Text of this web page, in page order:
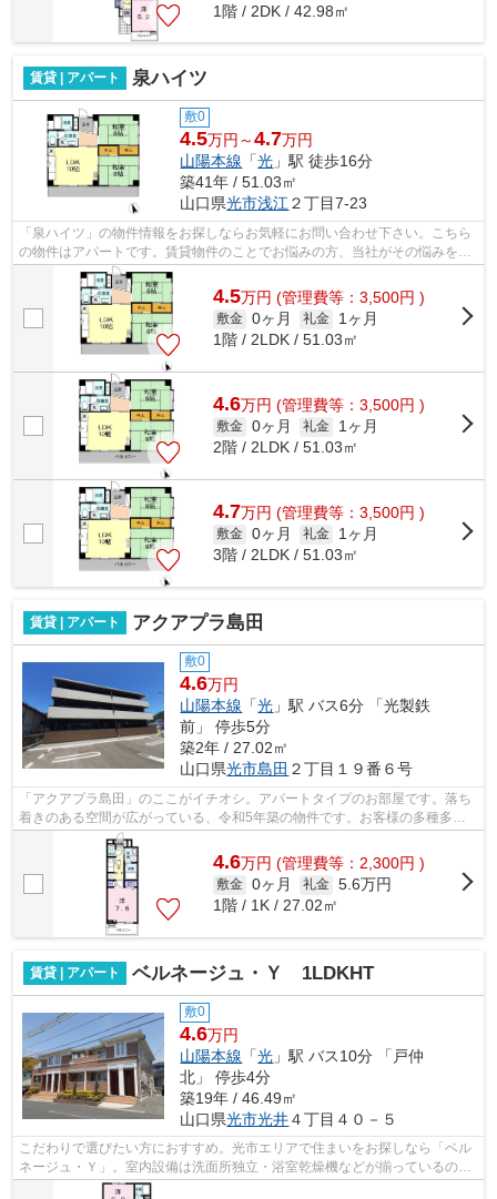
1階 / 2DK / 42.98㎡
賃貸 | アパート 泉ハイツ
敷0
4.5万円～4.7万円
山陽本線 「光 」駅 徒歩16分
築41年 / 51.03㎡
山口県光市浅江 ２丁目7-23
「泉ハイツ」の物件情報をお探しならお気軽にお問い合わせ下さい。こちら
の物件はアパートです。賃貸物件のことでお悩みの方、当社がその悩みを解
消します！当社は多種多様な物件情報...
4.5万円 (管理費等：3,500円 )
敷金 0ヶ月 礼金
1ヶ月
1階 / 2LDK / 51.03㎡
4.6万円 (管理費等：3,500円 )
敷金 0ヶ月 礼金
1ヶ月
2階 / 2LDK / 51.03㎡
4.7万円 (管理費等：3,500円 )
敷金 0ヶ月 礼金
1ヶ月
3階 / 2LDK / 51.03㎡
賃貸 | アパート アクアプラ島田
敷0
4.6万円
山陽本線 「光 」駅 バス6分 「光製鉄
前」 停歩5分
築2年 / 27.02㎡
山口県光市島田 ２丁目１９番６号
「アクアプラ島田」のここがイチオシ。アパートタイプのお部屋です。落ち
着きのある空間が広がっている、令和5年築の物件です。お客様の多種多様
なニーズに応えるべく、数多くの物件を...
4.6万円 (管理費等：2,300円 )
敷金 0ヶ月 礼金 5.6万円
1階 / 1K / 27.02㎡
賃貸 | アパート ベルネージュ・Ｙ 1LDKHT
敷0
4.6万円
山陽本線 「光 」駅 バス10分 「戸仲
北」 停歩4分
築19年 / 46.49㎡
山口県光市光井４丁目４０－５
こだわりで選びたい方におすすめ。光市エリアで住まいをお探しなら「ベル
ネージュ・Ｙ」。室内設備は洗面所独立・浴室乾燥機などが揃っているの
で、快適に過ごしやすいお部屋になりま...